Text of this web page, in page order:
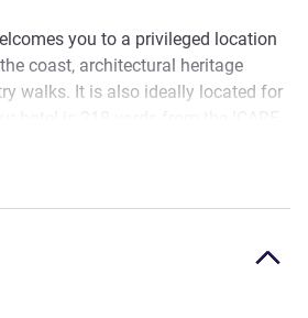
you to a privileged location
coast, architectural heritage
walks. It is also ideally located for
pool, a sauna and a jacuzzi. You
center and well-being area (paid
business, family or leisure stays.